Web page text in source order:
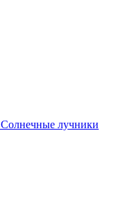
Солнечные лучники